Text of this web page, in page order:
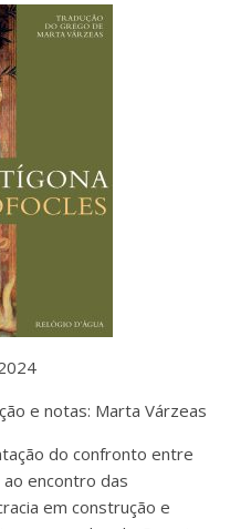
e notas: Marta Várzeas
do confronto entre
encontro das
em construção e